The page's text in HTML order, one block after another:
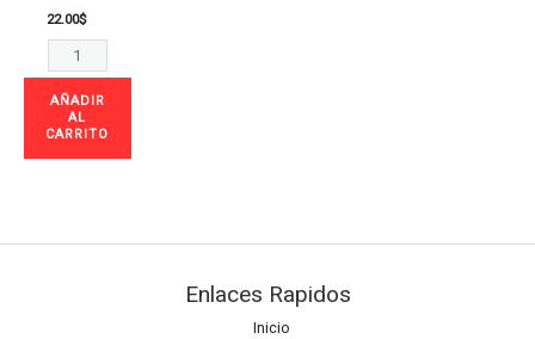
22.00$
AÑADIR
AL
CARRITO
Enlaces Rapidos
Inicio